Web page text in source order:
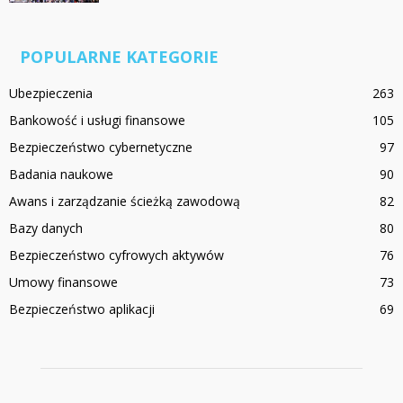
POPULARNE KATEGORIE
Ubezpieczenia
263
Bankowość i usługi finansowe
105
Bezpieczeństwo cybernetyczne
97
Badania naukowe
90
Awans i zarządzanie ścieżką zawodową
82
Bazy danych
80
Bezpieczeństwo cyfrowych aktywów
76
Umowy finansowe
73
Bezpieczeństwo aplikacji
69